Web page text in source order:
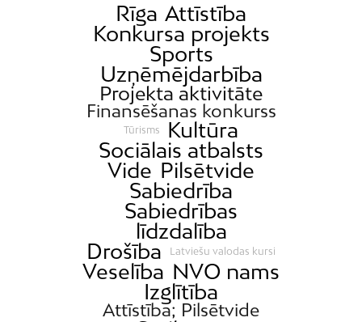
Rīga Attīstība
Konkursa projekts
Sports
Uzņēmējdarbība
Projekta aktivitāte
Finansēšanas konkurss
Tūrisms
Kultūra
Sociālais atbalsts
Vide Pilsētvide
Sabiedrība
Sabiedrības
līdzdalība
Drošība
Latviešu valodas kursi
Veselība NVO nams
Izglītība
Attīstība; Pilsētvide